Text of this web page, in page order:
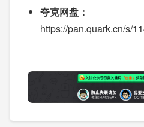
夸克网盘：
https://pan.quark.cn/s/